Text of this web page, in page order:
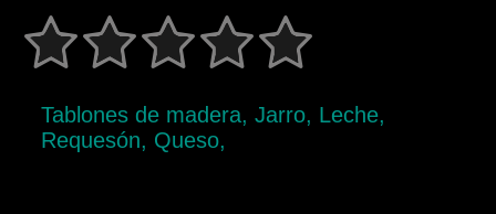
Tablones de madera, Jarro, Leche,
Requesón, Queso,